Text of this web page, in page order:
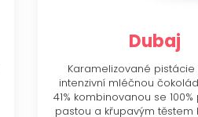
Dubaj
Karamelizované
intenzivní mléčnou
41% kombinovanou se
pastou a křupavým těstem